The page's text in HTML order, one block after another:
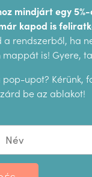
bántalmazás
#20
érzésével? Hol
mindjárt egy
kapod is
a rendszerből, ha
is! Gyere,
upot? Kérünk,
be az ablakot!